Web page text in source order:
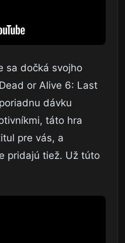
sa dočká svojho
or Alive 6: Last
dávku
táto hra
pre vás, a
pridajú tiež. Už túto